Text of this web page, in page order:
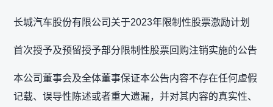
长城汽车股份有限公司关于2023年限制性股票激励计划
首次授予及预留授予部分限制性股票回购注销实施的公告
本公司董事会及全体董事保证本公告内容不存在任何虚假
记载、误导性陈述或者重大遗漏，并对其内容的真实性、